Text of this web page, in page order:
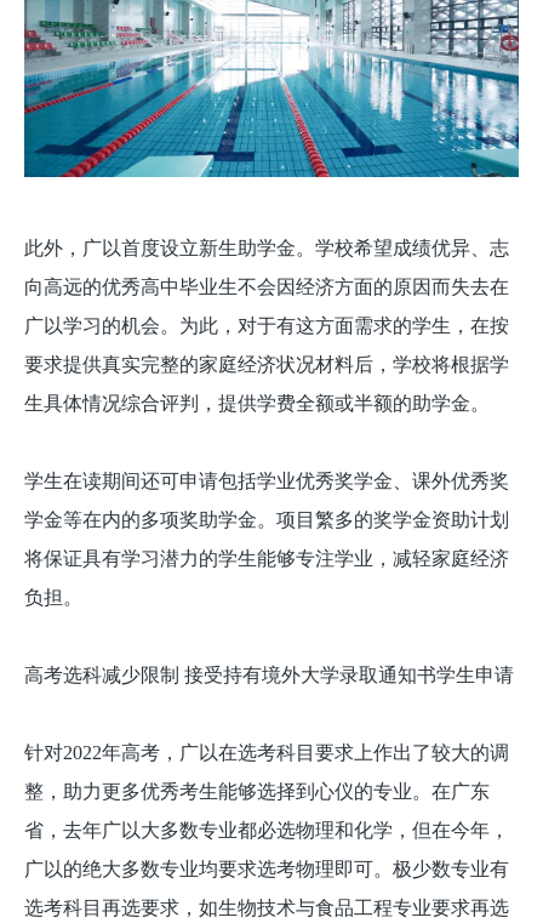
此外，广以首度设立新生助学金。学校希望成绩优异、志
向高远的优秀高中毕业生不会因经济方面的原因而失去在
广以学习的机会。为此，对于有这方面需求的学生，在按
要求提供真实完整的家庭经济状况材料后，学校将根据学
生具体情况综合评判，提供学费全额或半额的助学金。
学生在读期间还可申请包括学业优秀奖学金、课外优秀奖
学金等在内的多项奖助学金。项目繁多的奖学金资助计划
将保证具有学习潜力的学生能够专注学业，减轻家庭经济
负担。
高考选科减少限制 接受持有境外大学录取通知书学生申请
针对2022年高考，广以在选考科目要求上作出了较大的调
整，助力更多优秀考生能够选择到心仪的专业。在广东
省，去年广以大多数专业都必选物理和化学，但在今年，
广以的绝大多数专业均要求选考物理即可。极少数专业有
选考科目再选要求，如生物技术与食品工程专业要求再选